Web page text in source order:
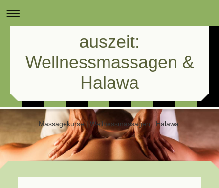
auszeit:
Wellnessmassagen &
Halawa
Massagekurse | Wellnessmassagen | Halawa